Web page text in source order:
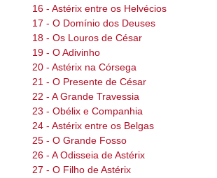
16 - Astérix entre os Helvécios
17 - O Domínio dos Deuses
18 - Os Louros de César
19 - O Adivinho
20 - Astérix na Córsega
21 - O Presente de César
22 - A Grande Travessia
23 - Obélix e Companhia
24 - Astérix entre os Belgas
25 - O Grande Fosso
26 - A Odisseia de Astérix
27 - O Filho de Astérix